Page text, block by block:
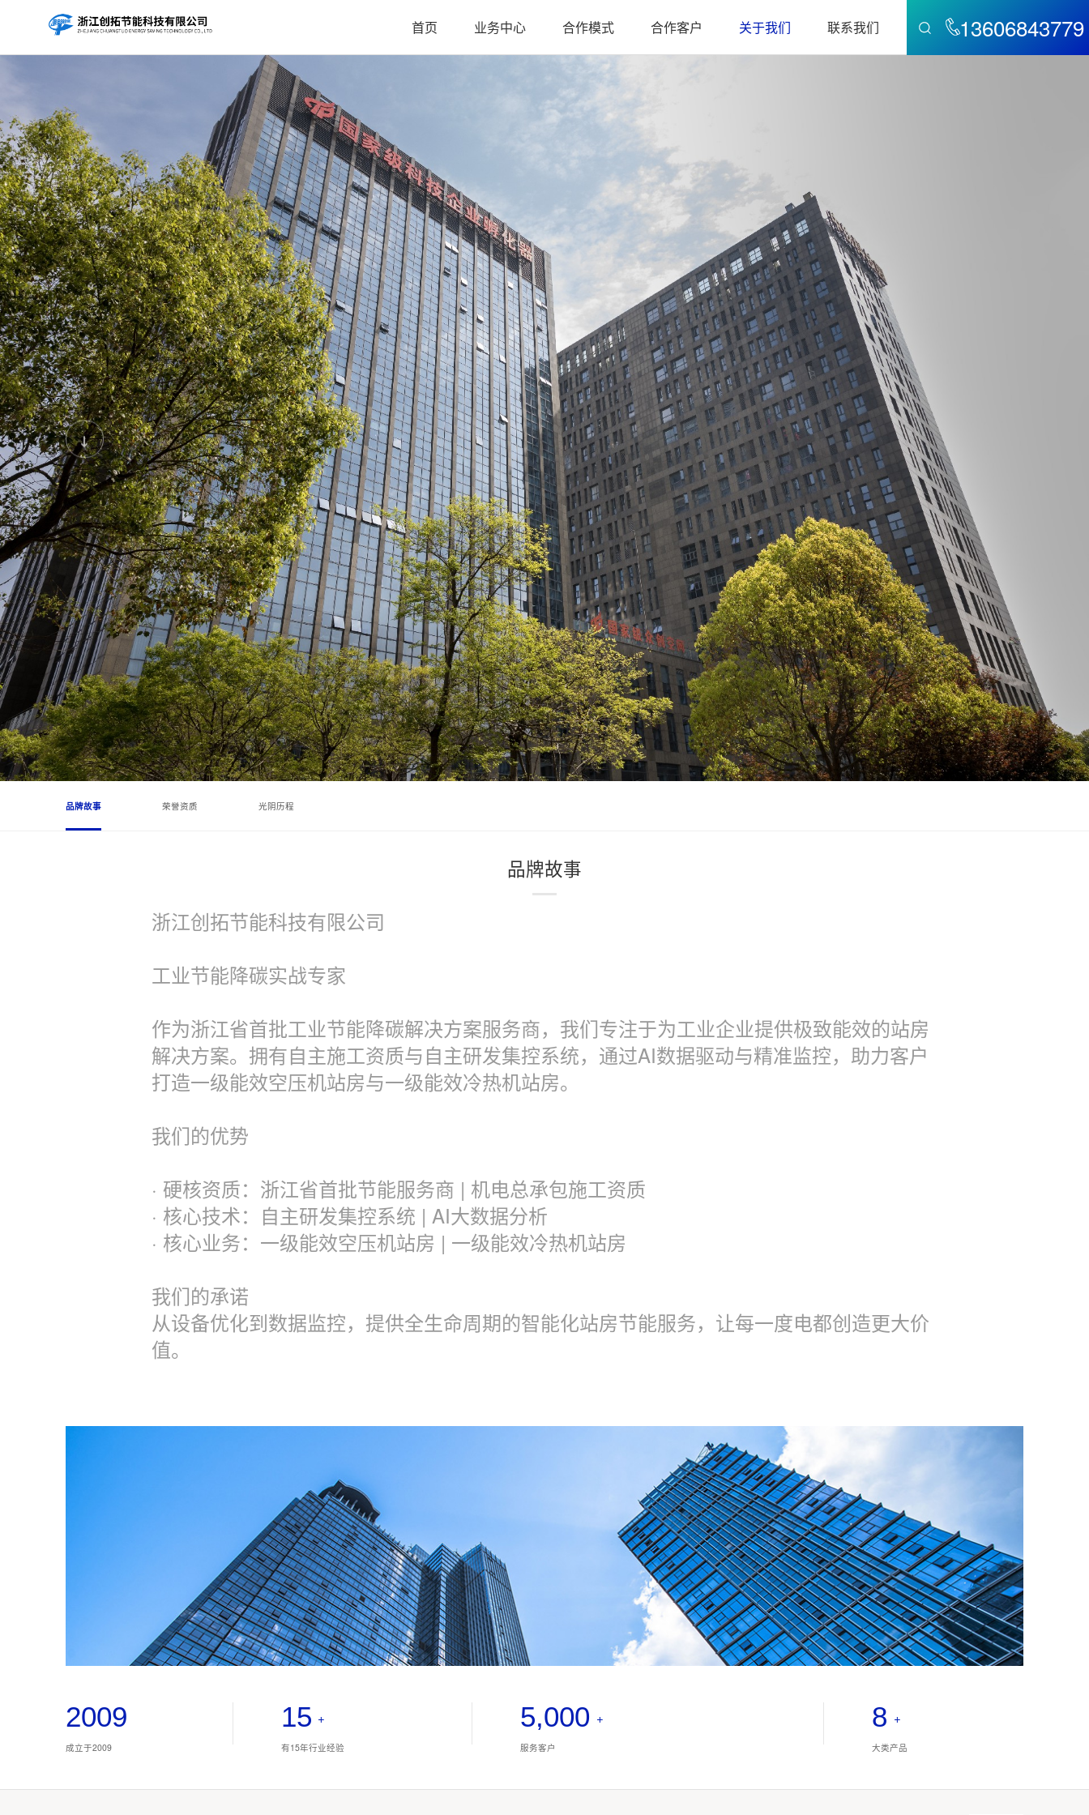
首页 业务中心 合作模式 合作客户 关于我们 联系我们 13606843779
品牌故事 荣誉资质 光阴历程
品牌故事
浙江创拓节能科技有限公司
工业节能降碳实战专家
作为浙江省首批工业节能降碳解决方案服务商，我们专注于为工业企业提供极致能效的站房
解决方案。拥有自主施工资质与自主研发集控系统，通过AI数据驱动与精准监控，助力客户
打造一级能效空压机站房与一级能效冷热机站房。
我们的优势
· 硬核资质：浙江省首批节能服务商 | 机电总承包施工资质
· 核心技术：自主研发集控系统 | AI大数据分析
· 核心业务：一级能效空压机站房 | 一级能效冷热机站房
我们的承诺
从设备优化到数据监控，提供全生命周期的智能化站房节能服务，让每一度电都创造更大价
值。
2009
成立于2009
15 +
有15年行业经验
5,000 +
服务客户
8 +
大类产品